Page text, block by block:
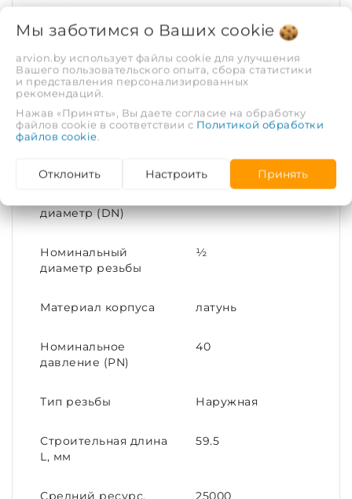
Тип рукояти Бабочка
Присоединительный
размер
16х½
Максимальная
температура
95
диаметр (DN)
Номинальный
диаметр резьбы
½
Материал корпуса латунь
Номинальное
давление (PN)
40
Тип резьбы Наружная
Строительная длина
L, мм
59.5
Средний ресурс, 25000
Мы заботимся о Ваших cookie
arvion.by использует файлы cookie для улучшения
Вашего пользовательского опыта, сбора статистики
и представления персонализированных
рекомендаций.
Нажав «Принять», Вы даете согласие на обработку
файлов cookie в соответствии с Политикой обработки
файлов cookie.
Отклонить Настроить Принять